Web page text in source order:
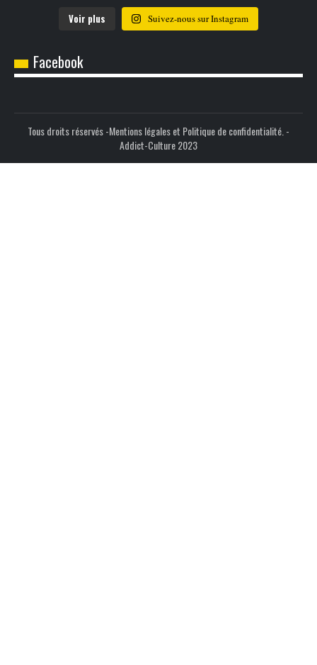
Voir plus Suivez-nous sur Instagram
Facebook
Tous droits réservés -Mentions légales et Politique de confidentialité.-
Addict-Culture 2023